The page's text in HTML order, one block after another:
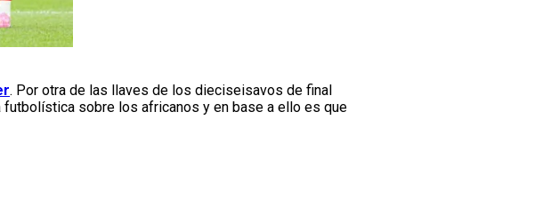
. Por otra de las llaves de los dieciseisavos de final
sobre los africanos y en base a ello es que